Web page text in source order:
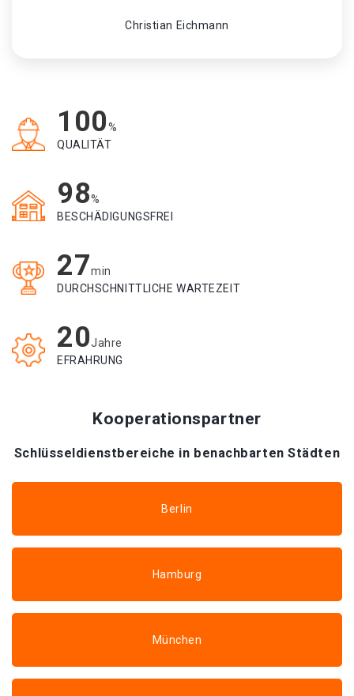
Christian Eichmann
100%
QUALITÄT
98%
BESCHÄDIGUNGSFREI
27min
DURCHSCHNITTLICHE WARTEZEIT
20Jahre
EFRAHRUNG
Kooperationspartner
Schlüsseldienstbereiche in benachbarten Städten
Berlin
Hamburg
München